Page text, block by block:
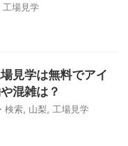
工場見学
見学は無料でアイ
混雑は？
検索 山梨 工場見学